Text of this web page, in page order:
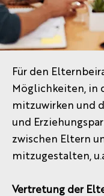
Für den
Möglichkeiten, in
mitzuwirken und
und
zwischen Eltern
mitzugestalten,
Vertretung der